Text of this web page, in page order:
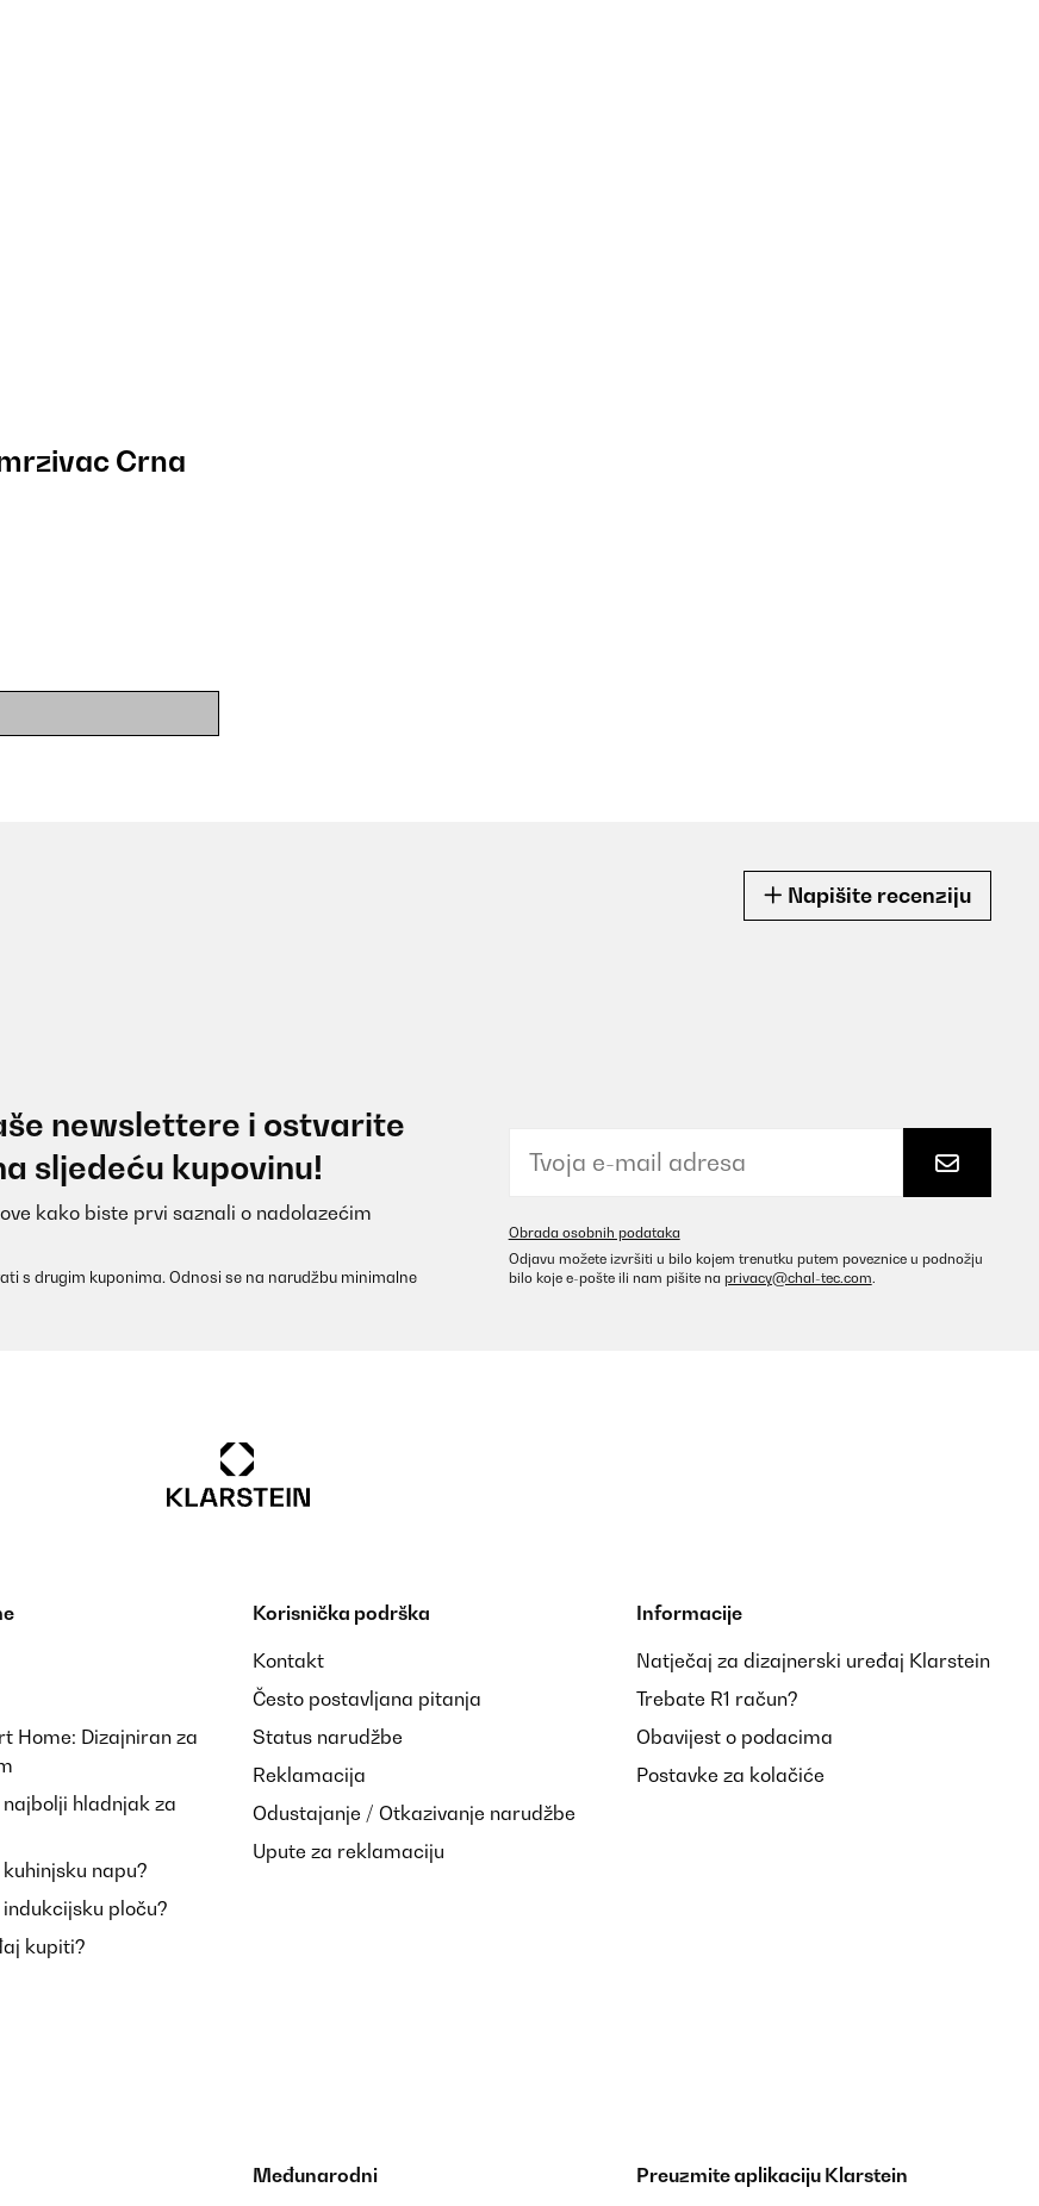
Crna
Napišite recenziju
newslettere i ostvarite
sljedeću kupovinu!
kako biste prvi saznali o nadolazećim
s drugim kuponima. Odnosi se na narudžbu minimalne
Obrada osobnih podataka
Odjavu možete izvršiti u bilo kojem trenutku putem poveznice u podnožju
bilo koje e-pošte ili nam pišite na privacy@chal-tec.com.
Home: Dizajniran za
hladnjak za
napu?
ploču?
kupiti?
Korisnička podrška
Kontakt
Često postavljana pitanja
Status narudžbe
Reklamacija
Odustajanje / Otkazivanje narudžbe
Upute za reklamaciju
Informacije
Natječaj za dizajnerski uređaj Klarstein
Trebate R1 račun?
Obavijest o podacima
Postavke za kolačiće
Međunarodni Preuzmite aplikaciju Klarstein